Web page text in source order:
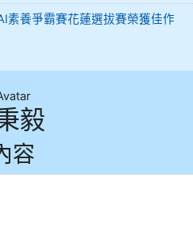
養爭霸賽花蓮選拔賽榮獲佳作
毅
容